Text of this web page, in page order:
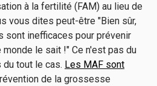
à la fertilité (FAM) au lieu de
vous dites peut-être "Bien sûr,
sont inefficaces pour prévenir
le sait !" Ce n'est pas du
du tout le cas. Les MAF sont
de la grossesse